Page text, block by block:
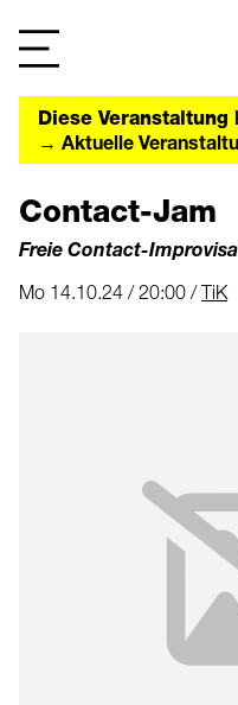
Diese
→ Aktuelle
Contact-Jam
Freie Contact-
Mo 14.10.24 / 20:00 /TiK